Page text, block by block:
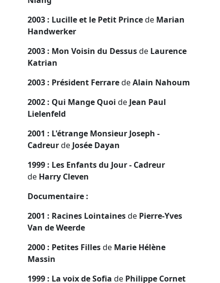
2003 : Lucille et le Petit Princede Marian
Handwerker
2003 : Mon Voisin du Dessusde Laurence
Katrian
2003 : Président FerraredeAlain Nahoum
2002 : Qui Mange Quoi de Jean Paul
Lielenfeld
2001 : L'étrange Monsieur Joseph -
Cadreurde Josée Dayan
1999 : Les Enfants du Jour - Cadreur
de Harry Cleven
Documentaire :
2001 : Racines Lointainesde Pierre-Yves
Van de Weerde
2000 : Petites Fillesde Marie Hélène
Massin
1999 : La voix de Sofia de Philippe Cornet